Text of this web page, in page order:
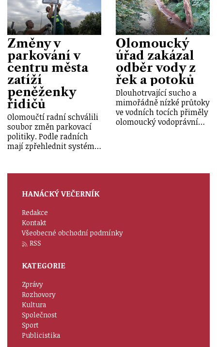
Změny v
parkování v
centru města
zatíží
peněženky
řidičů
Olomoučtí radní schválili
soubor změn parkovací
politiky. Podle radních
mají zpřehlednit systém…
Olomoucký
úřad zakázal
odběr vody z
řek a potoků
Dlouhotrvající sucho a
mimořádně nízké průtoky
ve vodních tocích přiměly
olomoucký vodoprávní…
HANÁCKÝ VEČERNÍK
Redakce
Kontakt
Všeobecné obchodní podmínky
RSS
KATEGORIE
Zprávy
Rozhovory
Kultura
Společnost
Sport
Publicistika